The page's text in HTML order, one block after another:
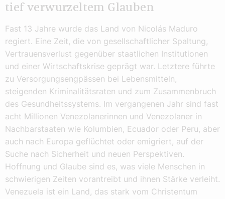
tief verwurzeltem Glauben
Fast 13 Jahre wurde das Land von Nicolás Maduro
regiert. Eine Zeit, die von gesellschaftlicher Spaltung,
Vertrauensverlust gegenüber staatlichen Institutionen
und einer Wirtschaftskrise geprägt war. Letztere führte
zu Versorgungsengpässen bei Lebensmitteln,
steigenden Kriminalitätsraten und zum Zusammenbruch
des Gesundheitssystems. Im vergangenen Jahr sind fast
acht Millionen Venezolanerinnen und Venezolaner in
Nachbarstaaten wie Kolumbien, Ecuador oder Peru, aber
auch nach Europa geflüchtet oder emigriert, auf der
Suche nach Sicherheit und neuen Perspektiven.
Hoffnung und Glaube sind es, was viele Menschen in
schwierigen Zeiten vorantreibt und ihnen Stärke verleiht.
Venezuela ist ein Land, das stark vom Christentum